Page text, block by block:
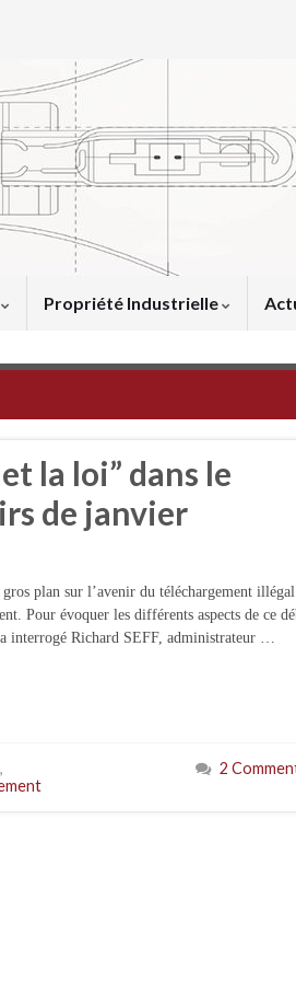
Propriété Industrielle
la loi” dans le
de janvier
plan sur l’avenir du téléchargement
Pour évoquer les différents aspects de ce
interrogé Richard SEFF, administrateur …
,
2